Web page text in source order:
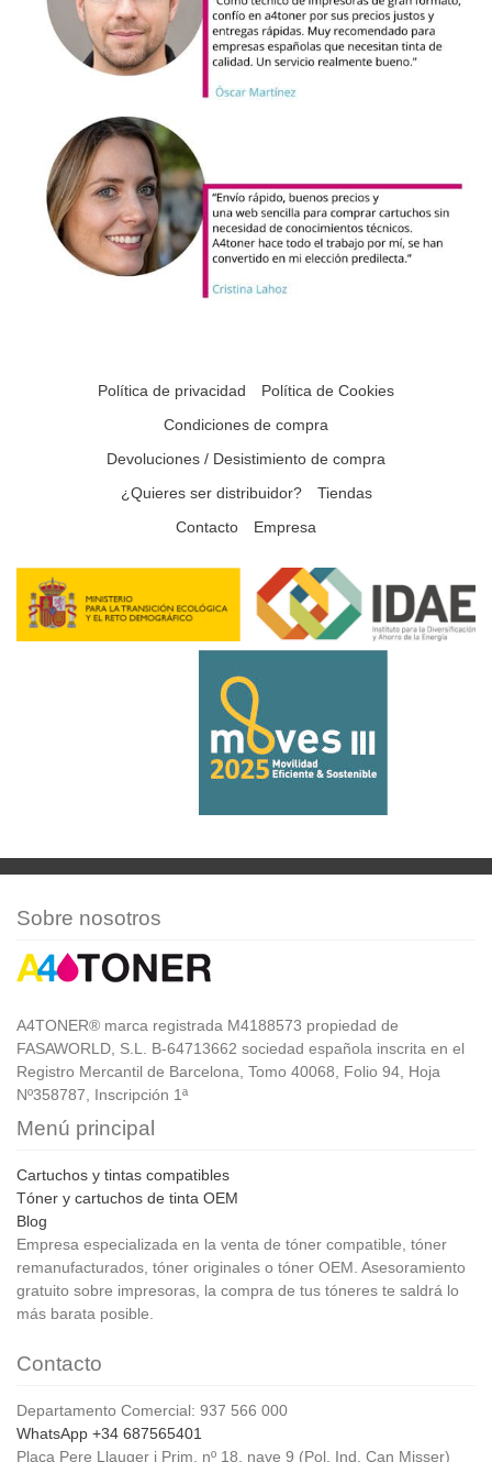
Política de privacidad
Política de Cookies
Condiciones de compra
Devoluciones / Desistimiento de compra
¿Quieres ser distribuidor?
Tiendas
Contacto
Empresa
Sobre nosotros
A4TONER® marca registrada M4188573 propiedad de
FASAWORLD, S.L. B-64713662 sociedad española inscrita en el
Registro Mercantil de Barcelona, Tomo 40068, Folio 94, Hoja
Nº358787, Inscripción 1ª
Menú principal
Cartuchos y tintas compatibles
Tóner y cartuchos de tinta OEM
Blog
Empresa especializada en la venta de tóner compatible, tóner
remanufacturados, tóner originales o tóner OEM. Asesoramiento
gratuito sobre impresoras, la compra de tus tóneres te saldrá lo
más barata posible.
Contacto
Departamento Comercial: 937 566 000
WhatsApp +34 687565401
Plaça Pere Llauger i Prim, nº 18, nave 9 (Pol. Ind. Can Misser)